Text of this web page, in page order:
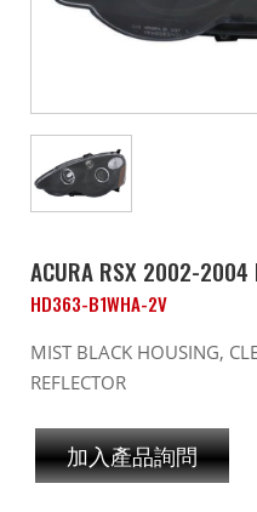
ACURA RSX 2002-2004
HD363-B1WHA-2V
MIST BLACK HOUSING,
REFLECTOR
加入產品詢問